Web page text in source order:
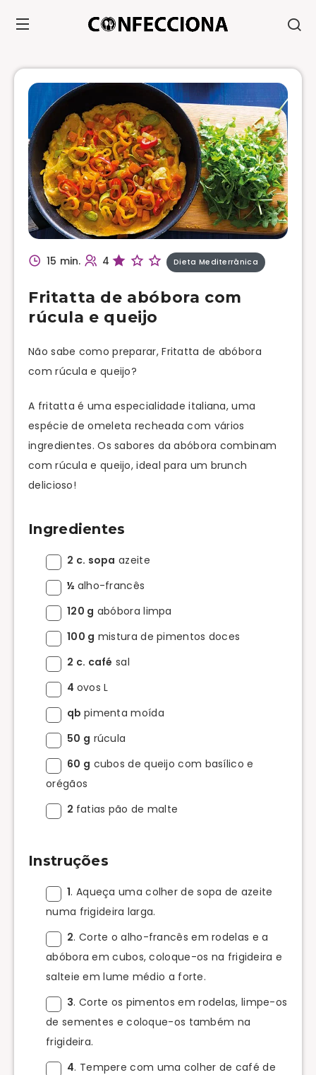
15 min. 4 Dieta Mediterrânica
Fritatta de abóbora com
rúcula e queijo
Não sabe como preparar, Fritatta de abóbora
com rúcula e queijo?
A fritatta é uma especialidade italiana, uma
espécie de omeleta recheada com vários
ingredientes. Os sabores da abóbora combinam
com rúcula e queijo, ideal para um brunch
delicioso!
Ingredientes
2 c. sopa azeite
½ alho-francês
120 g abóbora limpa
100 g mistura de pimentos doces
2 c. café sal
4 ovos L
qb pimenta moída
50 g rúcula
60 g cubos de queijo com basílico e
orégãos
2 fatias pão de malte
Instruções
1. Aqueça uma colher de sopa de azeite
numa frigideira larga.
2. Corte o alho-francês em rodelas e a
abóbora em cubos, coloque-os na frigideira e
salteie em lume médio a forte.
3. Corte os pimentos em rodelas, limpe-os
de sementes e coloque-os também na
frigideira.
4. Tempere com uma colher de café de